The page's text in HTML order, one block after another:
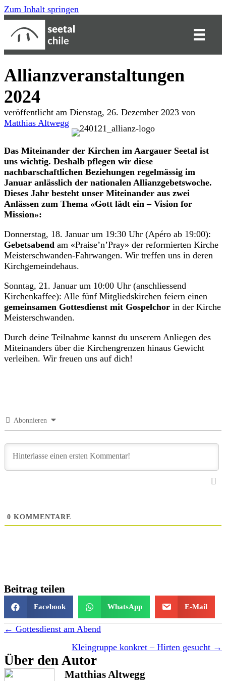
Zum Inhalt springen
Allianzveranstaltungen
2024
veröffentlicht am Dienstag, 26. Dezember 2023 von
Matthias Altwegg
Das Miteinander der Kirchen im Aargauer Seetal ist
uns wichtig. Deshalb pflegen wir diese
nachbarschaftlichen Beziehungen regelmässig im
Januar anlässlich der nationalen Allianzgebetswoche.
Dieses Jahr besteht unser Miteinander aus zwei
Anlässen zum Thema «Gott lädt ein – Vision for
Mission»:
Donnerstag, 18. Januar um 19:30 Uhr (Apéro ab 19:00):
Gebetsabend am «Praise’n’Pray» der reformierten Kirche
Meisterschwanden-Fahrwangen. Wir treffen uns in deren
Kirchgemeindehaus.
Sonntag, 21. Januar um 10:00 Uhr (anschliessend
Kirchenkaffee): Alle fünf Mitgliedskirchen feiern einen
gemeinsamen Gottesdienst mit Gospelchor in der Kirche
Meisterschwanden.
Durch deine Teilnahme kannst du unserem Anliegen des
Miteinanders über die Kirchengrenzen hinaus Gewicht
verleihen. Wir freuen uns auf dich!
Abonnieren
0 KOMMENTARE
Beitrag teilen
Facebook WhatsApp E-Mail
Posts
← Gottesdienst am Abend
Kleingruppe konkret – Hirten gesucht →
Über den Autor
Matthias Altwegg